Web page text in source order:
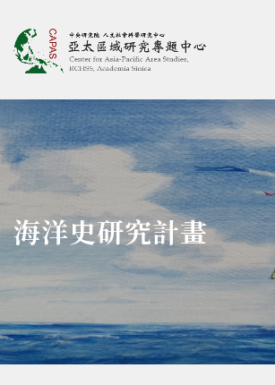
亞太區域研究
:::
海洋史研究計畫